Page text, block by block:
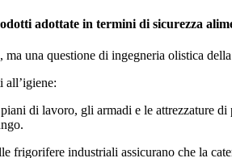
adottate in termini di sicurezza
una questione di ingegneria olistica
all’igiene:
di lavoro, gli armadi e le attrezzature
industriali assicurano che la